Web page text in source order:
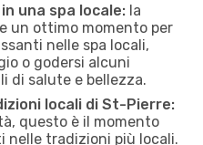
una spa locale: la
un ottimo momento per
nelle spa locali,
o godersi alcuni
di salute e bellezza.
locali di St-Pierre:
questo è il momento
nelle tradizioni più locali.